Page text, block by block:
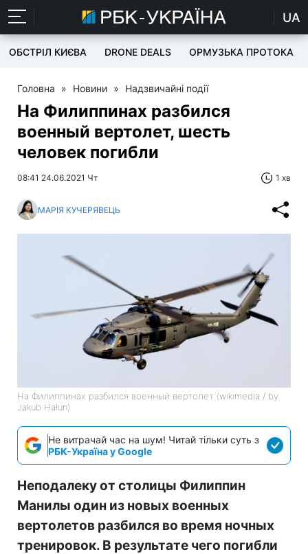
UA
ОБСТРІЛ КИЄВА DRONE DEALS ОРМУЗЬКА ПРОТОКА
Головна » Новини » Надзвичайні події
На Филиппинах разбился
военный вертолет, шесть
человек погибли
08:41 24.06.2021 Чт 1 хв
МАРІЯ КУЧЕРЯВЕЦЬ
На Филиппинах разбился военный вертолет (wikimedia / by
Jakub Hałun)
Не витрачай час на шум! Читай тільки суть з
РБК-Україна у Google
Неподалеку от столицы Филиппин
Манилы один из новых военных
вертолетов разбился во время ночных
тренировок. В результате чего погибли